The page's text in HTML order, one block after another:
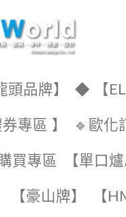
頭品牌】 ◆ 【
專區 】 🔹歐化
買專區 【單口
【豪山牌】 【